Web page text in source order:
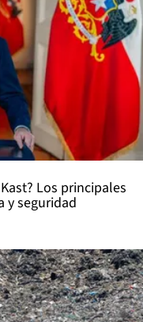
Los principales
y seguridad